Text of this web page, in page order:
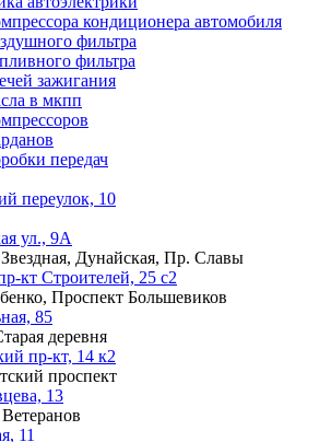
кондиционера автомобиля
фильтра
фильтра
зажигания
в мкпп
передач
переулок, 10
ул., 9А
Дунайская, Пр. Славы
кт Строителей, 25 с2
Проспект Большевиков
85
деревня
пр-кт, 14 к2
проспект
13
11